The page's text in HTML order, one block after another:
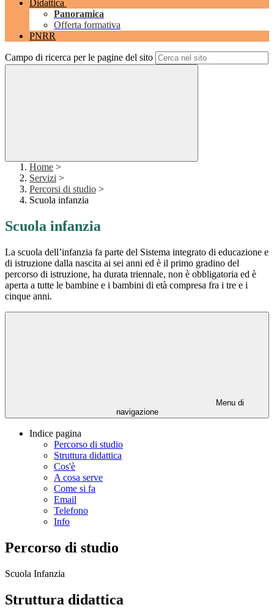
Didattica
Panoramica
Offerta formativa
PNRR
Campo di ricerca per le pagine del sito
Home >
Servizi >
Percorsi di studio >
Scuola infanzia
Scuola infanzia
La scuola dell’infanzia fa parte del Sistema integrato di educazione e
di istruzione dalla nascita ai sei anni ed è il primo gradino del
percorso di istruzione, ha durata triennale, non è obbligatoria ed è
aperta a tutte le bambine e i bambini di età compresa fra i tre e i
cinque anni.
Menu di
navigazione
Indice pagina
Percorso di studio
Struttura didattica
Cos'è
A cosa serve
Come si fa
Email
Telefono
Info
Percorso di studio
Scuola Infanzia
Struttura didattica